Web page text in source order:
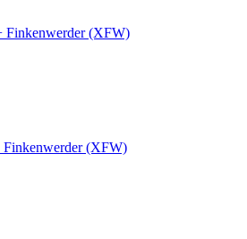
Finkenwerder (XFW)
(XFW)